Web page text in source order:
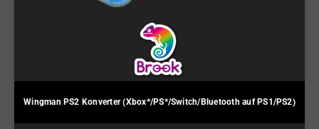
Wingman PS2 Konverter (Xbox*/PS*/Switch/Bluetooth auf PS1/PS2)